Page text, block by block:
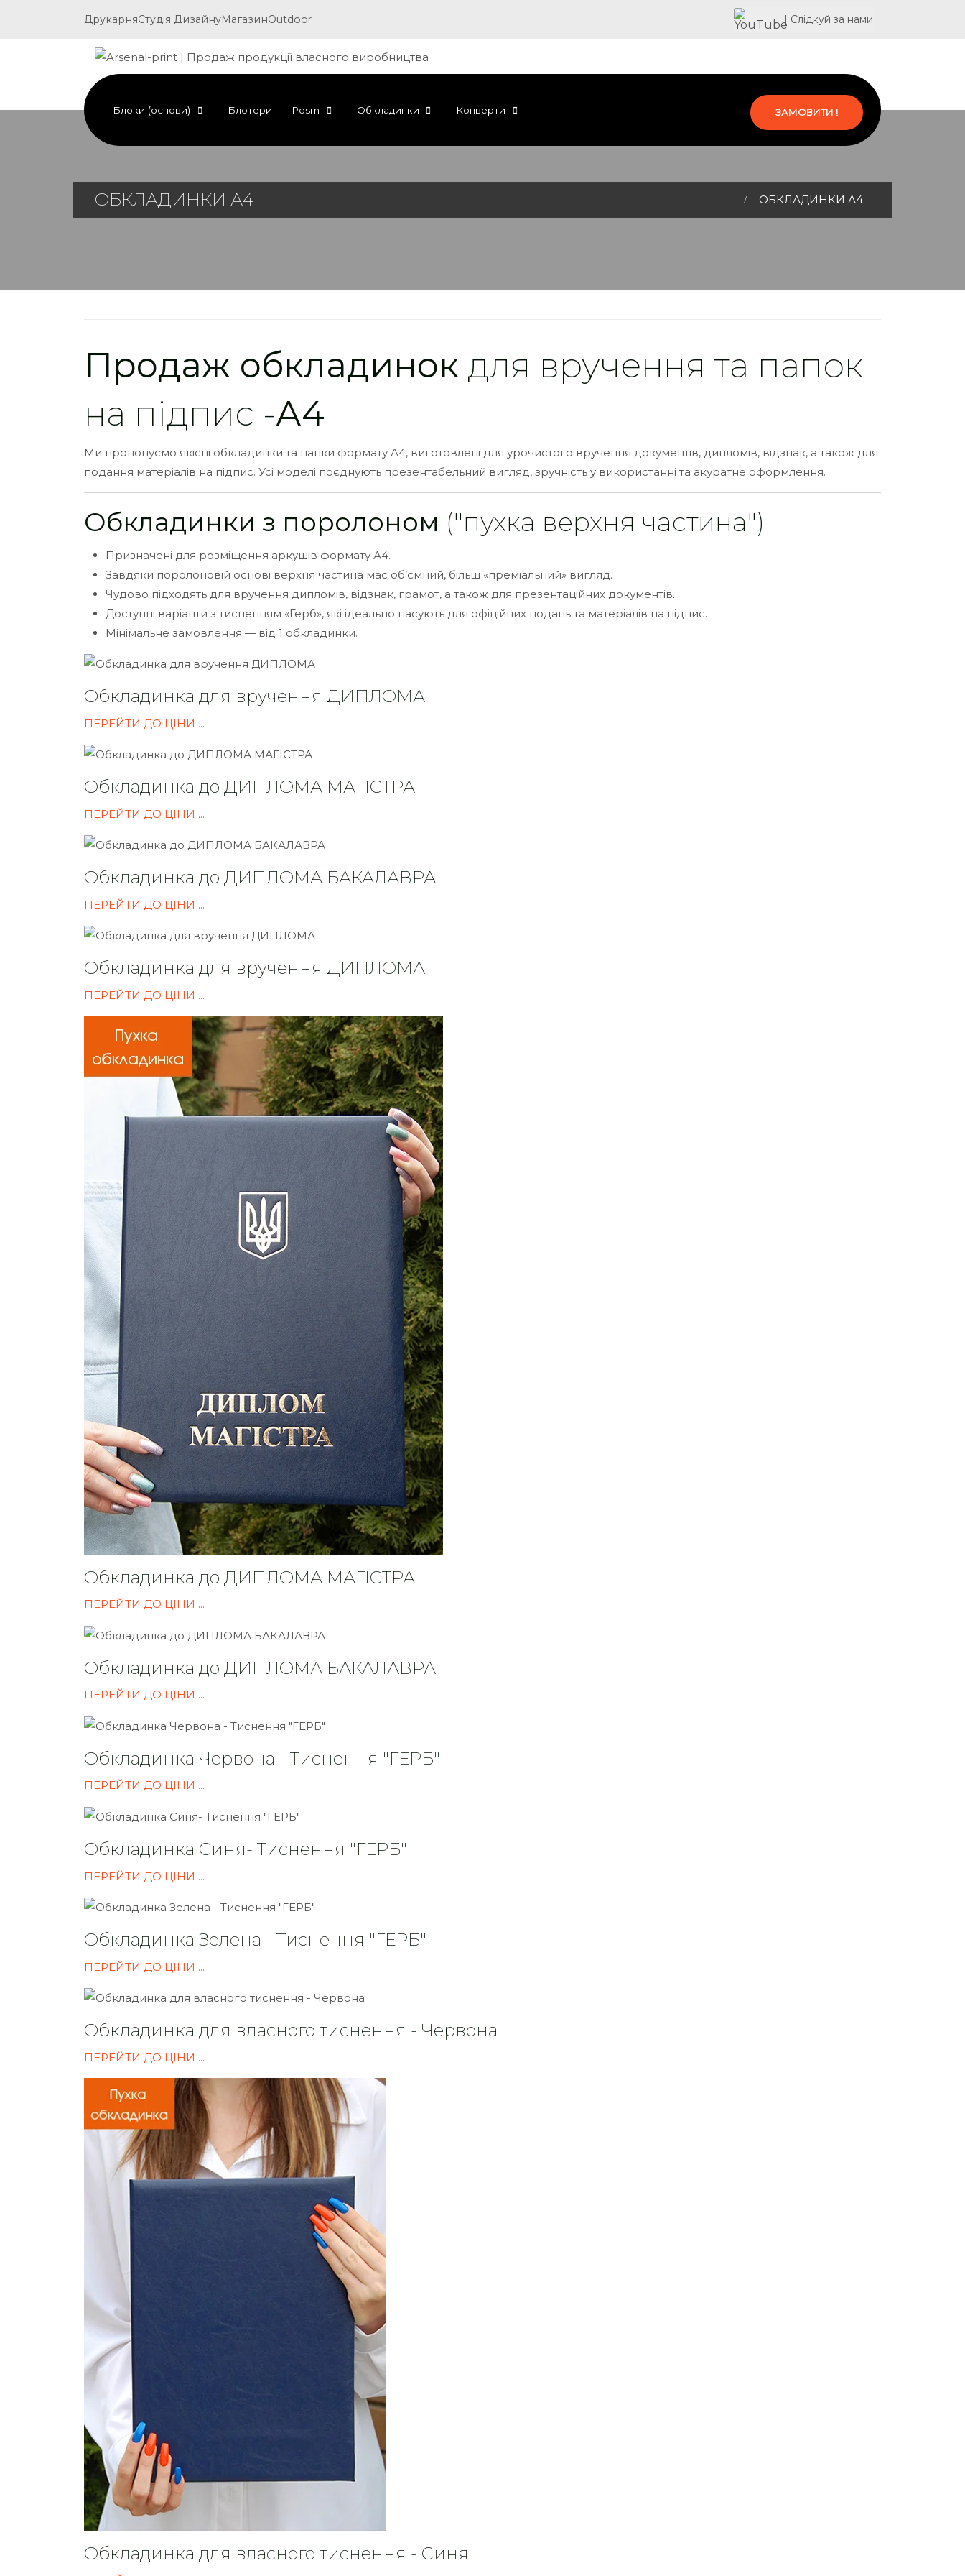
ДрукарняСтудія ДизайнуМагазинOutdoor | Слідкуй за нами
Блоки (основи) Блотери Posm Обкладинки Конверти ЗАМОВИТИ !
ОБКЛАДИНКИ А4 ОБКЛАДИНКИ А4
Продаж обкладинок для вручення та папок
на підпис -А4
Ми пропонуємо якісні обкладинки та папки формату А4, виготовлені для урочистого вручення документів, дипломів, відзнак, а також для
подання матеріалів на підпис. Усі моделі поєднують презентабельний вигляд, зручність у використанні та акуратне оформлення.
Обкладинки з поролоном ("пухка верхня частина")
Призначені для розміщення аркушів формату А4.
Завдяки поролоновій основі верхня частина має об’ємний, більш «преміальний» вигляд.
Чудово підходять для вручення дипломів, відзнак, грамот, а також для презентаційних документів.
Доступні варіанти з тисненням «Герб», які ідеально пасують для офіційних подань та матеріалів на підпис.
Мінімальне замовлення — від 1 обкладинки.
Обкладинка для вручення ДИПЛОМА
ПЕРЕЙТИ ДО ЦІНИ ...
Обкладинка до ДИПЛОМА МАГІСТРА
ПЕРЕЙТИ ДО ЦІНИ ...
Обкладинка до ДИПЛОМА БАКАЛАВРА
ПЕРЕЙТИ ДО ЦІНИ ...
Обкладинка для вручення ДИПЛОМА
ПЕРЕЙТИ ДО ЦІНИ ...
Обкладинка до ДИПЛОМА МАГІСТРА
ПЕРЕЙТИ ДО ЦІНИ ...
Обкладинка до ДИПЛОМА БАКАЛАВРА
ПЕРЕЙТИ ДО ЦІНИ ...
Обкладинка Червона - Тиснення "ГЕРБ"
ПЕРЕЙТИ ДО ЦІНИ ...
Обкладинка Синя- Тиснення "ГЕРБ"
ПЕРЕЙТИ ДО ЦІНИ ...
Обкладинка Зелена - Тиснення "ГЕРБ"
ПЕРЕЙТИ ДО ЦІНИ ...
Обкладинка для власного тиснення - Червона
ПЕРЕЙТИ ДО ЦІНИ ...
Обкладинка для власного тиснення - Синя